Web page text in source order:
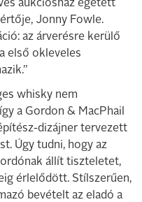
aukciósház égetett
Jonny Fowle.
az árverésre kerülő
első okleveles
whisky nem
a Gordon & MacPhail
dizájner tervezett
Úgy tudni, hogy az
állít tiszteletet,
érlelődött. Stílszerűen,
bevételt az eladó a